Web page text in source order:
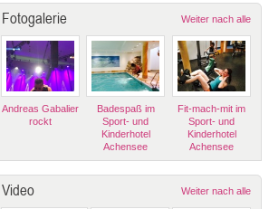
Fotogalerie Weiter nach alle
Andreas Gabalier
rockt
Badespaß im
Sport- und
Kinderhotel
Achensee
Fit-mach-mit im
Sport- und
Kinderhotel
Achensee
Video Weiter nach alle